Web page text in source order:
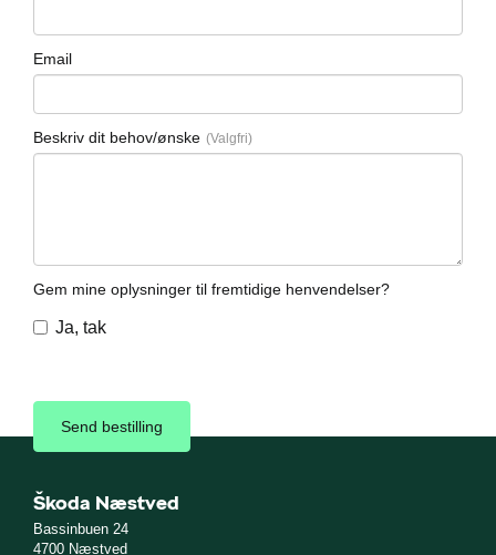
Email
Beskriv dit behov/ønske
Gem mine oplysninger til fremtidige henvendelser?
Ja, tak
Škoda Næstved
Bassinbuen 24
4700 Næstved